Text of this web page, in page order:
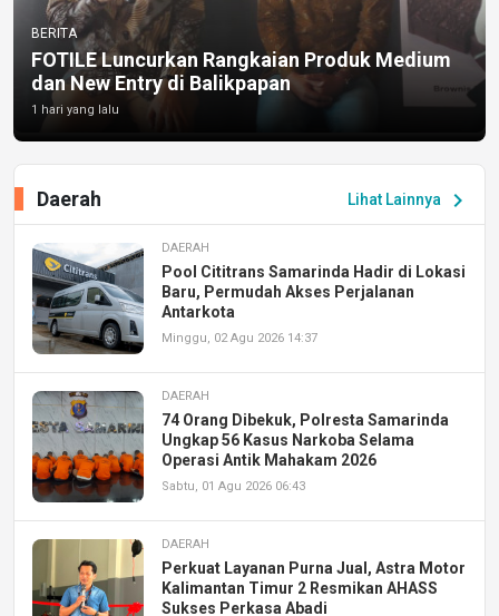
BERITA
FOTILE Luncurkan Rangkaian Produk Medium
dan New Entry di Balikpapan
1 hari yang lalu
Lihat Lainnya chevron_right
Daerah
DAERAH
Pool Cititrans Samarinda Hadir di Lokasi
Baru, Permudah Akses Perjalanan
Antarkota
Minggu, 02 Agu 2026 14:37
DAERAH
74 Orang Dibekuk, Polresta Samarinda
Ungkap 56 Kasus Narkoba Selama
Operasi Antik Mahakam 2026
Sabtu, 01 Agu 2026 06:43
DAERAH
Perkuat Layanan Purna Jual, Astra Motor
Kalimantan Timur 2 Resmikan AHASS
Sukses Perkasa Abadi